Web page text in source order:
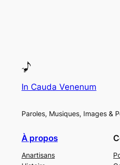
In Cauda Venenum
Paroles, Musiques, Images &
À propos
Anartisans